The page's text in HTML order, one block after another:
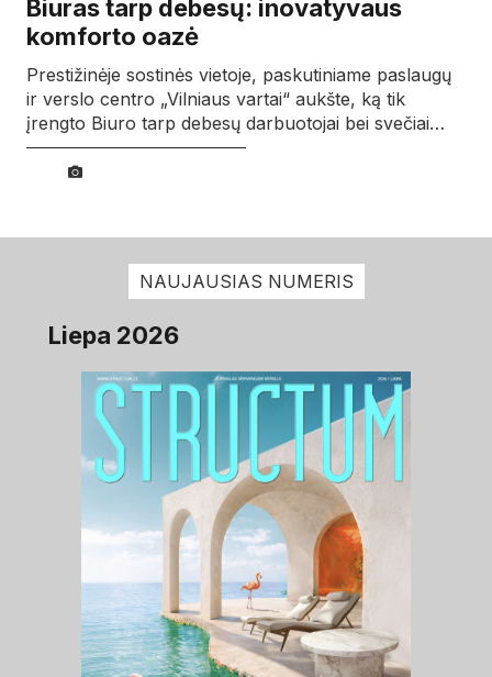
Biuras tarp debesų: inovatyvaus
komforto oazė
Prestižinėje sostinės vietoje, paskutiniame paslaugų
ir verslo centro „Vilniaus vartai“ aukšte, ką tik
įrengto Biuro tarp debesų darbuotojai bei svečiai…
NAUJAUSIAS NUMERIS
Liepa 2026